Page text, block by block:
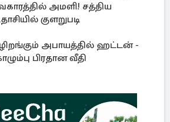
அமளி! சத்திய
குளறுபடி
அபாயத்தில் ஹட்டன் -
பிரதான வீதி